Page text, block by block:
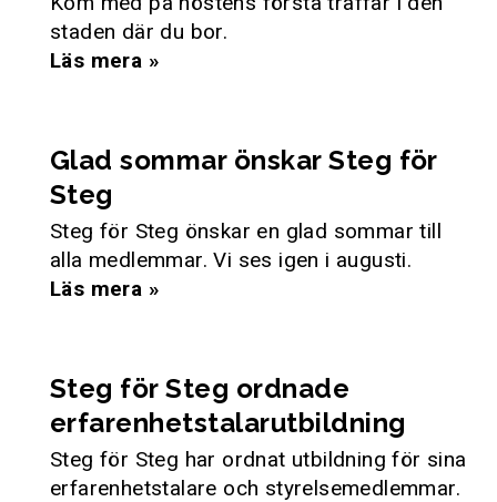
staden där du bor.
Läs mera »
Glad sommar önskar Steg för
Steg
Steg för Steg önskar en glad sommar till
alla medlemmar. Vi ses igen i augusti.
Läs mera »
Steg för Steg ordnade
erfarenhetstalarutbildning
Steg för Steg har ordnat utbildning för sina
erfarenhetstalare och styrelsemedlemmar.